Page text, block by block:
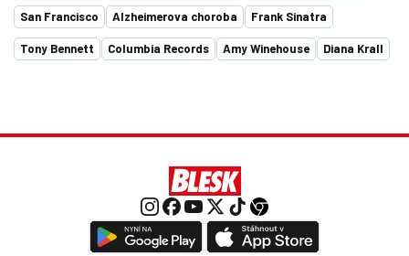
San Francisco Alzheimerova choroba Frank Sinatra
Tony Bennett Columbia Records Amy Winehouse Diana Krall